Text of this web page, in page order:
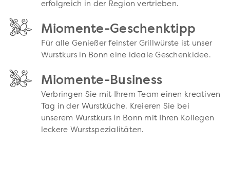
erfolgreich in der Region vertrieben.
Miomente-Geschenktipp
Für alle Genießer feinster Grillwürste ist unser
Wurstkurs in Bonn eine ideale Geschenkidee.
Miomente-Business
Verbringen Sie mit Ihrem Team einen kreativen
Tag in der Wurstküche. Kreieren Sie bei
unserem Wurstkurs in Bonn mit Ihren Kollegen
leckere Wurstspezialitäten.